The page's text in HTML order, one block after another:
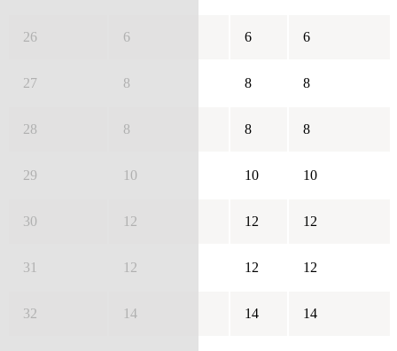
26 6 6 6
27 8 8 8
28 8 8 8
29 10 10 10
30 12 12 12
31 12 12 12
32 14 14 14